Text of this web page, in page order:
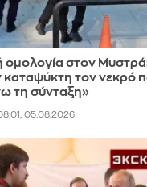
ομολογία στον
καταψύκτη τον νεκρό
τη σύνταξη»
05.08.2026